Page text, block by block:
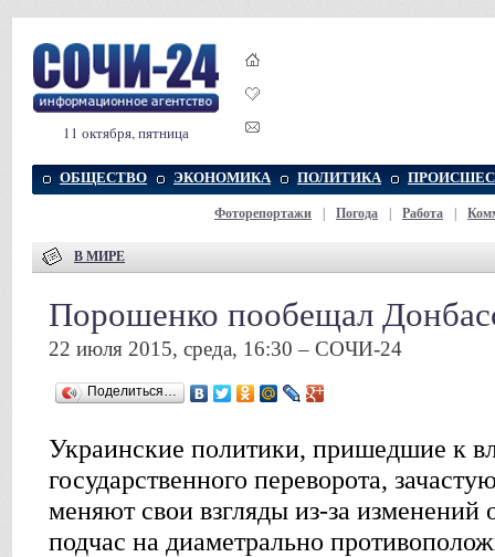
11 октября, пятница
ОБЩЕСТВО ЭКОНОМИКА ПОЛИТИКА
Фоторепортажи Погода Работа
В МИРЕ
Порошенко пообещал
22 июля 2015, среда, 16:30 – СОЧИ-24
Поделиться…
Украинские политики, пришедшие к
государственного переворота,
меняют свои взгляды из-за изменений
подчас на диаметрально